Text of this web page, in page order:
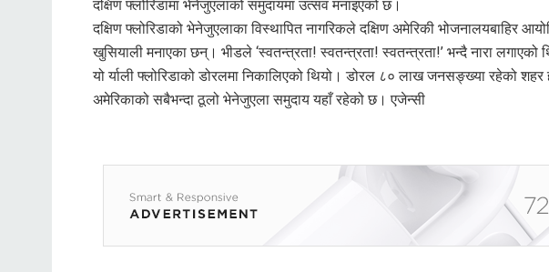
दक्षिण फ्लोरिडामा भेनेजुएलाको समुदायमा उत्सव मनाइएको छ।
दक्षिण फ्लोरिडाको भेनेजुएलाका विस्थापित नागरिकले दक्षिण अमेरिकी भोजनालयबाहिर
खुसियाली मनाएका छन्। भीडले ‘स्वतन्त्रता! स्वतन्त्रता! स्वतन्त्रता!’ भन्दै नारा लगाएको
यो र्याली फ्लोरिडाको डोरलमा निकालिएको थियो। डोरल ८० लाख जनसङ्ख्या रहेको शहर
अमेरिकाको सबैभन्दा ठूलो भेनेजुएला समुदाय यहाँ रहेको छ। एजेन्सी